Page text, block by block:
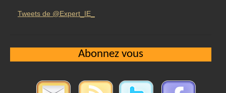
Tweets de @Expert_IE_
Abonnez vous